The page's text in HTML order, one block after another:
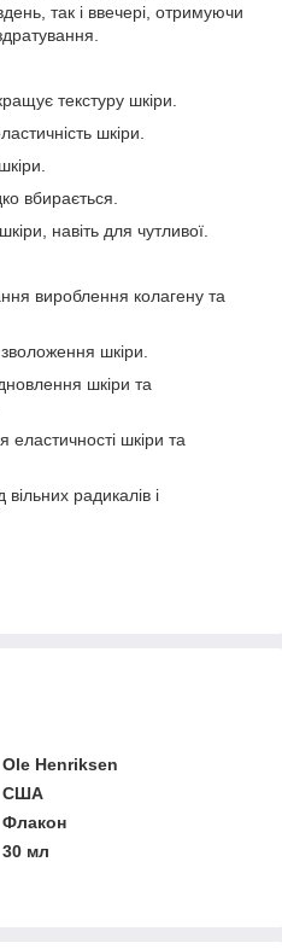
так і ввечері, отримуючи
текстуру шкіри.
шкіри.
вбирається.
навіть для чутливої.
вироблення колагену та
шкіри.
шкіри та
еластичності шкіри та
вільних радикалів і
Ole Henriksen
США
Флакон
30 мл